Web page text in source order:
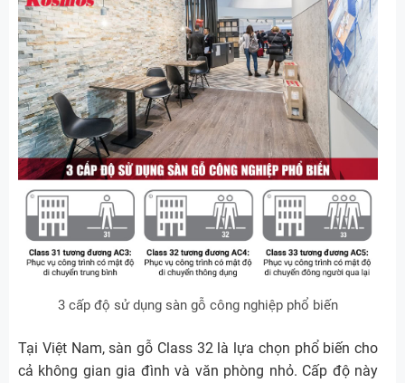
3 cấp độ sử dụng sàn gỗ công nghiệp phổ biến
Tại Việt Nam, sàn gỗ Class 32 là lựa chọn phổ biến cho
cả không gian gia đình và văn phòng nhỏ. Cấp độ này